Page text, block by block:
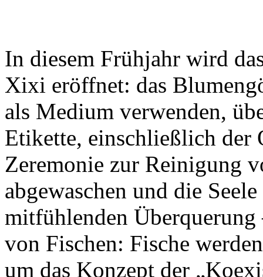
In diesem Frühjahr wird
Xixi eröffnet: das
als Medium verwenden,
Etikette, einschließlich der
Zeremonie zur Reinigung
abgewaschen und die
mitfühlenden Überquerung
von Fischen: Fische
um das Konzept der